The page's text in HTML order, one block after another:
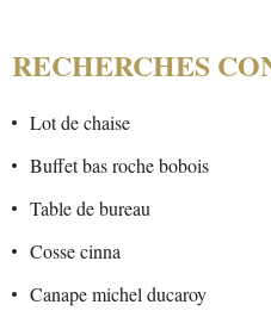
RECHERCHES
Lot de chaise
Buffet bas roche bobois
Table de bureau
Cosse cinna
Canape michel ducaroy